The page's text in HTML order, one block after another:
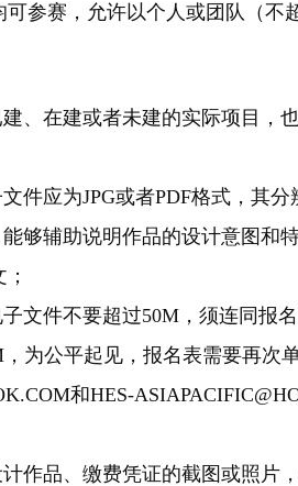
参赛，允许以个人或团队（不
、在建或者未建的实际项目，
件应为JPG或者PDF格式，其分
够辅助说明作品的设计意图和
文件不要超过50M，须连同报
为公平起见，报名表需要再次
和HES-
作品、缴费凭证的截图或照片